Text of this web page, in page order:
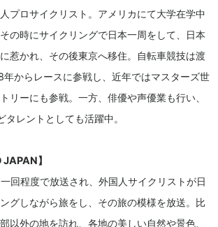
プロサイクリスト。アメリカにて大学在学中
の時にサイクリングで日本一周をして、日本
惹かれ、その後東京へ移住。自転車競技は渡
からレースに参戦し、近年ではマスターズ世
リーにも参戦。一方、俳優や声優業も行い、
レントとしても活躍中。
JAPAN】
回程度で放送され、外国人サイクリストが日
グしながら旅をし、その旅の模様を放送。比
以外の地を訪れ、各地の美しい自然や景色、